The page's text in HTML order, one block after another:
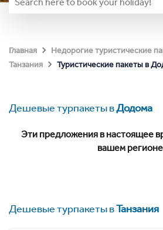
Главная Недорогие туристические
Танзания
Туристические пакеты в
Дешевые турпакеты вДодома
Эти предложения в настоящее
вашем
Дешевые турпакеты вТанзания